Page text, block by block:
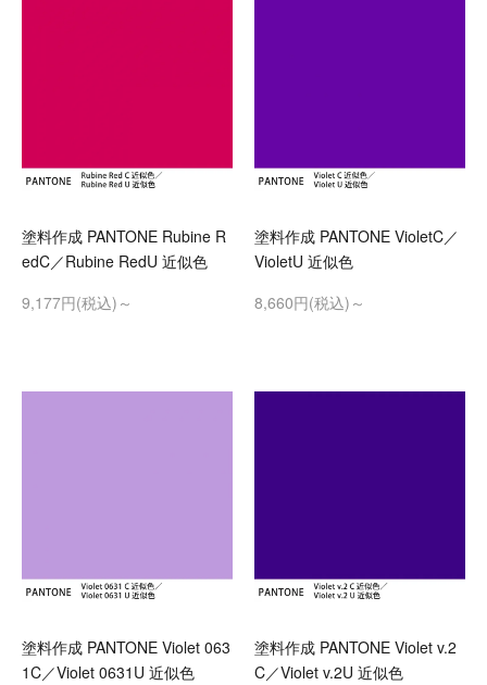
塗料作成 PANTONE Rubine R
edC／Rubine RedU 近似色
9,177円(税込)～
塗料作成 PANTONE VioletC／
VioletU 近似色
8,660円(税込)～
塗料作成 PANTONE Violet 063
1C／Violet 0631U 近似色
塗料作成 PANTONE Violet v.2
C／Violet v.2U 近似色